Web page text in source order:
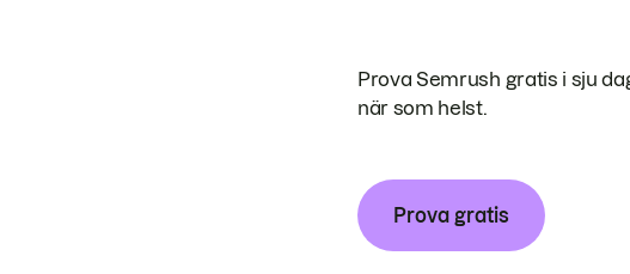
Prova Semrush gratis i sju
när som helst.
Prova gratis